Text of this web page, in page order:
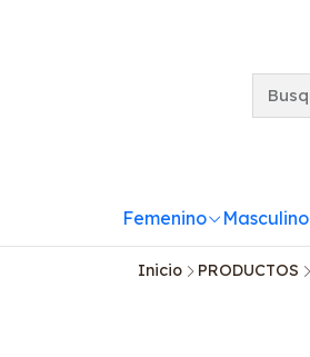
Femenino Masculino
Inicio PRODUCTOS